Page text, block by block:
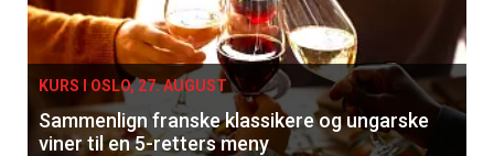
KURS I OSLO, 27. AUGUST
Sammenlign franske klassikere og ungarske
viner til en 5-retters meny